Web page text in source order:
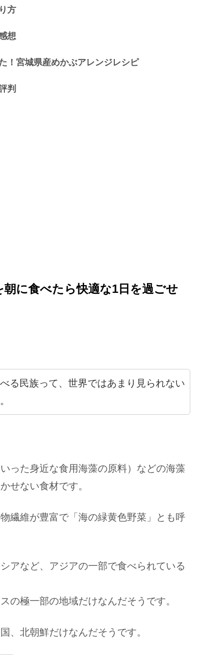
方
想
！宮城県産めかぶアレンジレシピ
判
に食べたら快適な1日を過ごせ
る民族って、世界ではあまり見られない
った身近な食用海藻の原料）などの海藻
せない食材です。
繊維が豊富で「海の緑黄色野菜」とも呼
アなど、アジアの一部で食べられている
の極一部の地域だけなんだそうです。
、北朝鮮だけなんだそうです。